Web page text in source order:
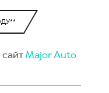
Major Auto